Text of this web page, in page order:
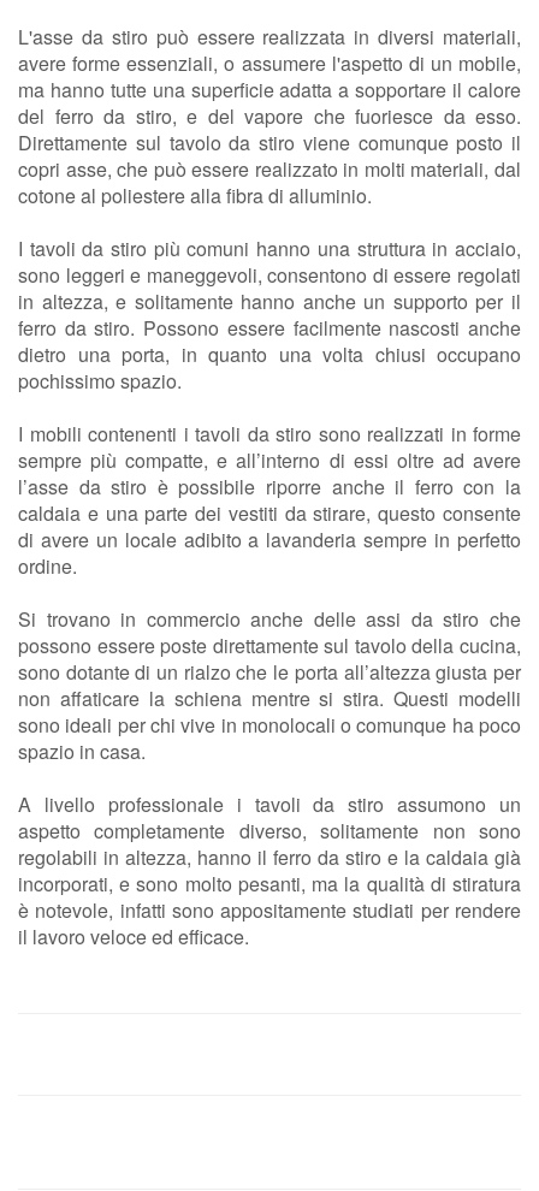
L'asse da stiro può essere realizzata in diversi materiali,
avere forme essenziali, o assumere l'aspetto di un mobile,
ma hanno tutte una superficie adatta a sopportare il calore
del ferro da stiro, e del vapore che fuoriesce da esso.
Direttamente sul tavolo da stiro viene comunque posto il
copri asse, che può essere realizzato in molti materiali, dal
cotone al poliestere alla fibra di alluminio.
I tavoli da stiro più comuni hanno una struttura in acciaio,
sono leggeri e maneggevoli, consentono di essere regolati
in altezza, e solitamente hanno anche un supporto per il
ferro da stiro. Possono essere facilmente nascosti anche
dietro una porta, in quanto una volta chiusi occupano
pochissimo spazio.
I mobili contenenti i tavoli da stiro sono realizzati in forme
sempre più compatte, e all’interno di essi oltre ad avere
l’asse da stiro è possibile riporre anche il ferro con la
caldaia e una parte dei vestiti da stirare, questo consente
di avere un locale adibito a lavanderia sempre in perfetto
ordine.
Si trovano in commercio anche delle assi da stiro che
possono essere poste direttamente sul tavolo della cucina,
sono dotante di un rialzo che le porta all’altezza giusta per
non affaticare la schiena mentre si stira. Questi modelli
sono ideali per chi vive in monolocali o comunque ha poco
spazio in casa.
A livello professionale i tavoli da stiro assumono un
aspetto completamente diverso, solitamente non sono
regolabili in altezza, hanno il ferro da stiro e la caldaia già
incorporati, e sono molto pesanti, ma la qualità di stiratura
è notevole, infatti sono appositamente studiati per rendere
il lavoro veloce ed efficace.